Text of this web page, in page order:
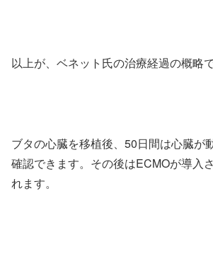
以上が、ベネット氏の治療経過の概略で
ブタの心臓を移植後、50日間は心臓が
確認できます。その後はECMOが導入
れます。